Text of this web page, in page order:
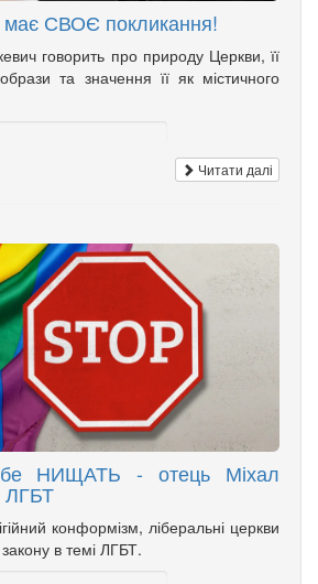
має СВОЄ покликання!
говорить про природу Церкви, її
та значення її як містичного
Читати далі
НИЩАТЬ - отець Міхал
ЛГБТ
конформізм, ліберальні церкви
в темі ЛГБТ.